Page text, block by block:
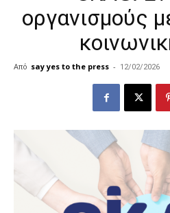
οργανισμούς
Από say yes to the press - 12/02/2026